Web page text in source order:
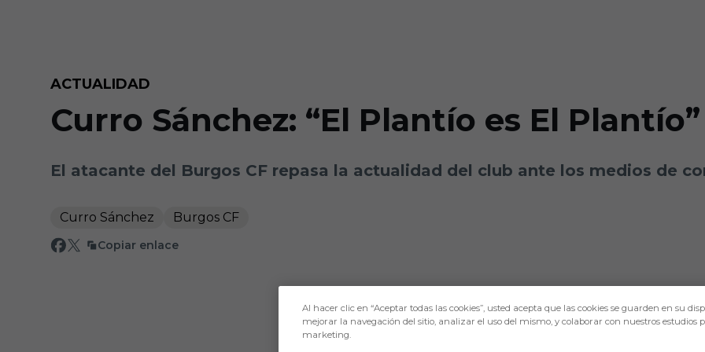
ACTUALIDAD
Curro Sánchez: “El Plantío es El Plantío”
El atacante del Burgos CF repasa la actualidad del club ante los medios de
Curro Sánchez Burgos CF
Copiar enlace
Al hacer clic en “Aceptar todas las cookies”, usted acepta que las cookies se guarden en su
mejorar la navegación del sitio, analizar el uso del mismo, y colaborar con nuestros estudios
marketing.